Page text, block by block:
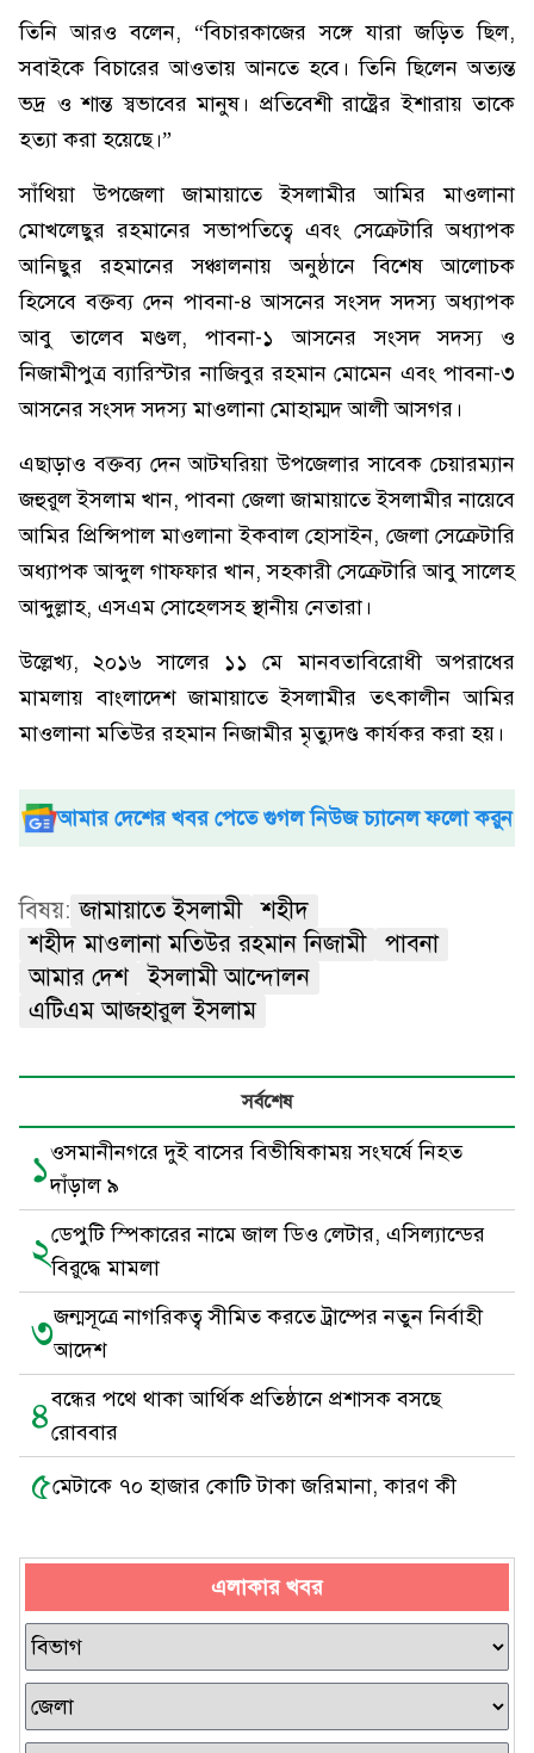
তিনি আরও বলেন, “বিচারকাজের সঙ্গে যারা জড়িত ছিল,
সবাইকে বিচারের আওতায় আনতে হবে। তিনি ছিলেন অত্যন্ত
ভদ্র ও শান্ত স্বভাবের মানুষ। প্রতিবেশী রাষ্ট্রের ইশারায় তাকে
হত্যা করা হয়েছে।”
সাঁথিয়া উপজেলা জামায়াতে ইসলামীর আমির মাওলানা
মোখলেছুর রহমানের সভাপতিত্বে এবং সেক্রেটারি অধ্যাপক
আনিছুর রহমানের সঞ্চালনায় অনুষ্ঠানে বিশেষ আলোচক
হিসেবে বক্তব্য দেন পাবনা-৪ আসনের সংসদ সদস্য অধ্যাপক
আবু তালেব মণ্ডল, পাবনা-১ আসনের সংসদ সদস্য ও
নিজামীপুত্র ব্যারিস্টার নাজিবুর রহমান মোমেন এবং পাবনা-৩
আসনের সংসদ সদস্য মাওলানা মোহাম্মদ আলী আসগর।
এছাড়াও বক্তব্য দেন আটঘরিয়া উপজেলার সাবেক চেয়ারম্যান
জহুরুল ইসলাম খান, পাবনা জেলা জামায়াতে ইসলামীর নায়েবে
আমির প্রিন্সিপাল মাওলানা ইকবাল হোসাইন, জেলা সেক্রেটারি
অধ্যাপক আব্দুল গাফফার খান, সহকারী সেক্রেটারি আবু সালেহ
আব্দুল্লাহ, এসএম সোহেলসহ স্থানীয় নেতারা।
উল্লেখ্য, ২০১৬ সালের ১১ মে মানবতাবিরোধী অপরাধের
মামলায় বাংলাদেশ জামায়াতে ইসলামীর তৎকালীন আমির
মাওলানা মতিউর রহমান নিজামীর মৃত্যুদণ্ড কার্যকর করা হয়।
আমার দেশের খবর পেতে গুগল নিউজ চ্যানেল ফলো করুন
বিষয়: জামায়াতে ইসলামী
শহীদ
শহীদ মাওলানা মতিউর রহমান নিজামী
পাবনা
আমার দেশ
ইসলামী আন্দোলন
এটিএম আজহারুল ইসলাম
সর্বশেষ
১ওসমানীনগরে দুই বাসের বিভীষিকাময় সংঘর্ষে নিহত
দাঁড়াল ৯
২ডেপুটি স্পিকারের নামে জাল ডিও লেটার, এসিল্যান্ডের
বিরুদ্ধে মামলা
৩জন্মসূত্রে নাগরিকত্ব সীমিত করতে ট্রাম্পের নতুন নির্বাহী
আদেশ
৪বন্ধের পথে থাকা আর্থিক প্রতিষ্ঠানে প্রশাসক বসছে
রোববার
৫মেটাকে ৭০ হাজার কোটি টাকা জরিমানা, কারণ কী
এলাকার খবর